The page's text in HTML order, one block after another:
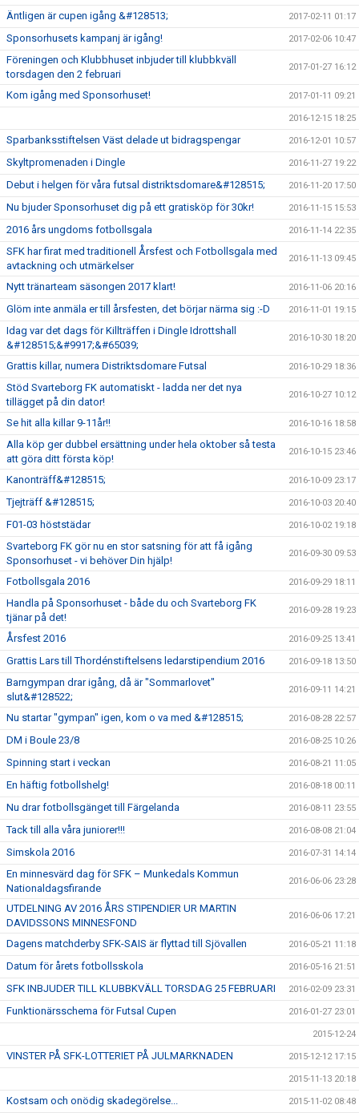
Äntligen är cupen igång &#128513; 2017-02-11 01:17
Sponsorhusets kampanj är igång! 2017-02-06 10:47
Föreningen och Klubbhuset inbjuder till klubbkväll
torsdagen den 2 februari
2017-01-27 16:12
Kom igång med Sponsorhuset! 2017-01-11 09:21
2016-12-15 18:25
Sparbanksstiftelsen Väst delade ut bidragspengar 2016-12-01 10:57
Skyltpromenaden i Dingle 2016-11-27 19:22
Debut i helgen för våra futsal distriktsdomare&#128515; 2016-11-20 17:50
Nu bjuder Sponsorhuset dig på ett gratisköp för 30kr! 2016-11-15 15:53
2016 års ungdoms fotbollsgala 2016-11-14 22:35
SFK har firat med traditionell Årsfest och Fotbollsgala med
avtackning och utmärkelser
2016-11-13 09:45
Nytt tränarteam säsongen 2017 klart! 2016-11-06 20:16
Glöm inte anmäla er till årsfesten, det börjar närma sig :-D 2016-11-01 19:15
Idag var det dags för Killträffen i Dingle Idrottshall
&#128515;&#9917;&#65039;
2016-10-30 18:20
Grattis killar, numera Distriktsdomare Futsal 2016-10-29 18:36
Stöd Svarteborg FK automatiskt - ladda ner det nya
tillägget på din dator!
2016-10-27 10:12
Se hit alla killar 9-11år!! 2016-10-16 18:58
Alla köp ger dubbel ersättning under hela oktober så testa
att göra ditt första köp!
2016-10-15 23:46
Kanonträff&#128515; 2016-10-09 23:17
Tjejträff &#128515; 2016-10-03 20:40
F01-03 höststädar 2016-10-02 19:18
Svarteborg FK gör nu en stor satsning för att få igång
Sponsorhuset - vi behöver Din hjälp!
2016-09-30 09:53
Fotbollsgala 2016 2016-09-29 18:11
Handla på Sponsorhuset - både du och Svarteborg FK
tjänar på det!
2016-09-28 19:23
Årsfest 2016 2016-09-25 13:41
Grattis Lars till Thordénstiftelsens ledarstipendium 2016 2016-09-18 13:50
Barngympan drar igång, då är "Sommarlovet"
slut&#128522;
2016-09-11 14:21
Nu startar "gympan" igen, kom o va med &#128515; 2016-08-28 22:57
DM i Boule 23/8 2016-08-25 10:26
Spinning start i veckan 2016-08-21 11:05
En häftig fotbollshelg! 2016-08-18 00:11
Nu drar fotbollsgänget till Färgelanda 2016-08-11 23:55
Tack till alla våra juniorer!!! 2016-08-08 21:04
Simskola 2016 2016-07-31 14:14
En minnesvärd dag för SFK – Munkedals Kommun
Nationaldagsfirande
2016-06-06 23:28
UTDELNING AV 2016 ÅRS STIPENDIER UR MARTIN
DAVIDSSONS MINNESFOND
2016-06-06 17:21
Dagens matchderby SFK-SAIS är flyttad till Sjövallen 2016-05-21 11:18
Datum för årets fotbollsskola 2016-05-16 21:51
SFK INBJUDER TILL KLUBBKVÄLL TORSDAG 25 FEBRUARI 2016-02-09 23:31
Funktionärsschema för Futsal Cupen 2016-01-27 23:01
2015-12-24
VINSTER PÅ SFK-LOTTERIET PÅ JULMARKNADEN 2015-12-12 17:15
2015-11-13 20:18
Kostsam och onödig skadegörelse... 2015-11-02 08:48